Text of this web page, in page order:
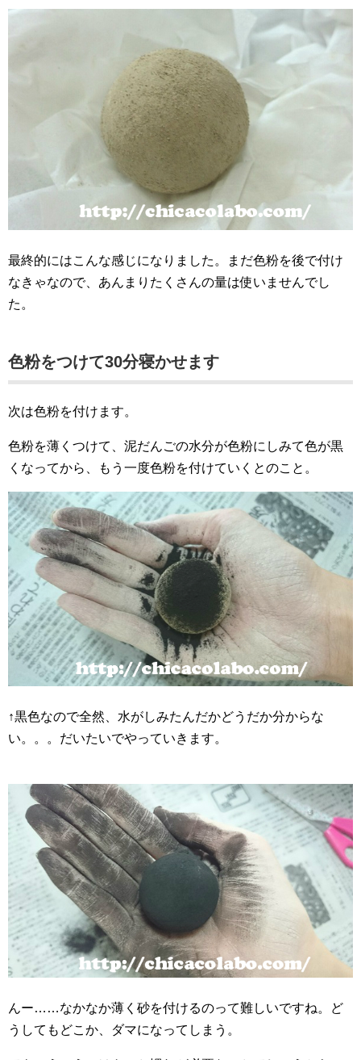
最終的にはこんな感じになりました。まだ色粉を後で付け
なきゃなので、あんまりたくさんの量は使いませんでし
た。
色粉をつけて30分寝かせます
次は色粉を付けます。
色粉を薄くつけて、泥だんごの水分が色粉にしみて色が黒
くなってから、もう一度色粉を付けていくとのこと。
↑黒色なので全然、水がしみたんだかどうだか分からな
い。。。だいたいでやっていきます。
んー……なかなか薄く砂を付けるのって難しいですね。ど
うしてもどこか、ダマになってしまう。